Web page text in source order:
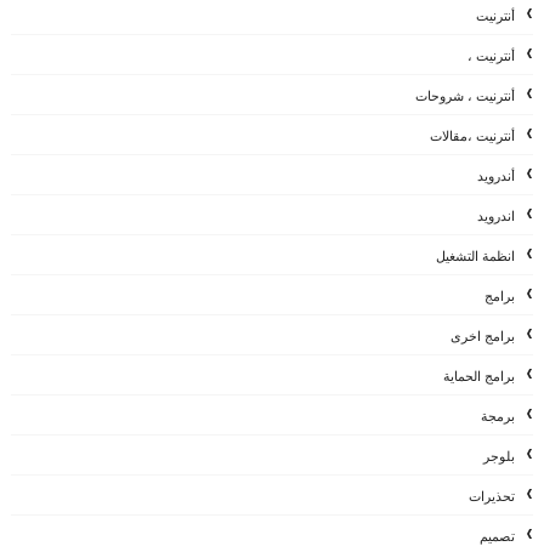
أنترنيت
أنترنيت ،
أنترنيت ، شروحات
أنترنيت ،مقالات
أندرويد
اندرويد
انظمة التشغيل
برامج
برامج اخرى
برامج الحماية
برمجة
بلوجر
تحذيرات
تصميم